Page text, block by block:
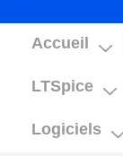
Main
Accueil
LTSpice
Logiciels